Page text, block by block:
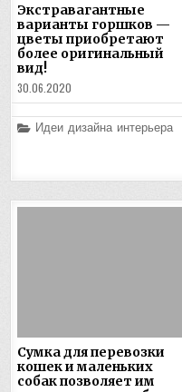
Экстравагантные
варианты горшков —
цветы приобретают
более оригинальный
вид!
30.06.2020
Posted
in
Идеи дизайна интерьера
Сумка для перевозки
кошек и маленьких
собак позволяет им